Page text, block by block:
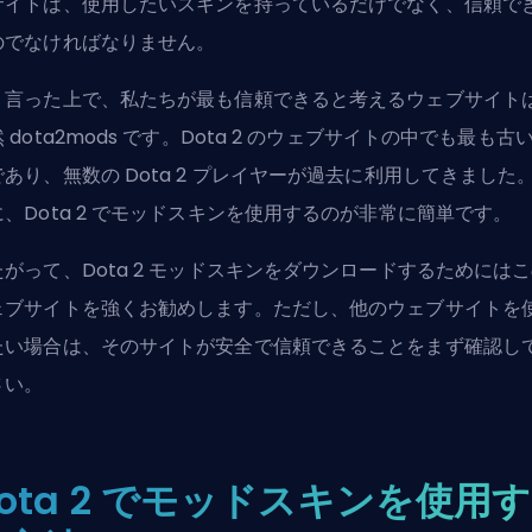
なければなりません。
った上で、私たちが最も信頼できると考えるウェブサイト
dota2mods です。Dota 2 のウェブサイトの中でも最も古
り、無数の Dota 2 プレイヤーが過去に利用してきました
Dota 2 でモッドスキンを使用するのが非常に簡単です。
がって、Dota 2 モッドスキンをダウンロードするためには
サイトを強くお勧めします。ただし、他のウェブサイトを
場合は、そのサイトが安全で信頼できることをまず確認し
。
2 でモッドスキンを使用す